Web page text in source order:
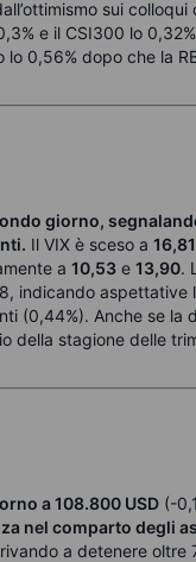
sui
e il CSI300 lo
lo 0,56% dopo che la
giorno,
Il VIX è sceso a 16,81
a 10,53 e 13,90.
indicando
(0,44%). Anche se
della stagione delle
a 108.800 USD (-
nel comparto degli
a detenere oltre